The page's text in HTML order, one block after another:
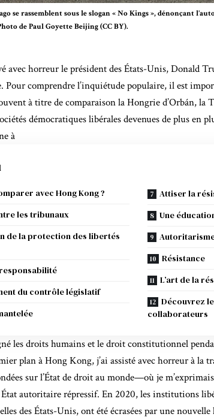
se rassemblent sous le slogan « No Kings », dénonçant
de Paul Goyette Beijing (CC BY).
avec horreur le président des États-Unis, Donald
Pour comprendre l’inquiétude populaire, il est
à titre de comparaison la Hongrie d’Orbán, la
démocratiques libérales devenues de plus en
à
avec Hong Kong ?
les tribunaux
de la protection des libertés
du contrôle législatif
Attiser la
Une
Résistance
L’art de la
Découvrez
collaborateurs
les droits humains et le droit constitutionnel
plan à Hong Kong, j’ai assisté avec horreur à la
sur l’État de droit au monde—où je
autoritaire répressif. En 2020, les institutions
des États-Unis, ont été écrasées par une